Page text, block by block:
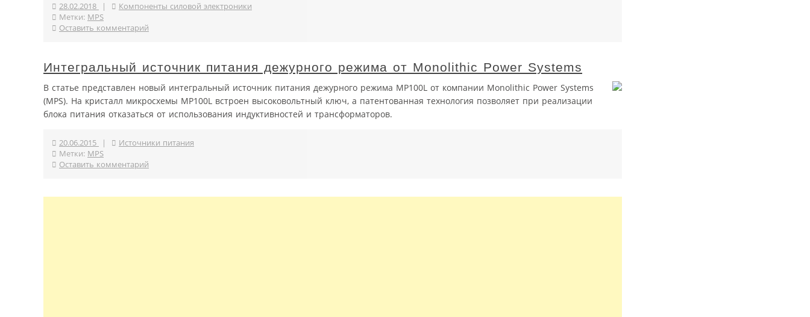
28.02.2018 |
Компоненты силовой электроники
Метки: MPS
Оставить комментарий
Интегральный источник питания дежурного режима от Monolithic Power Systems
В статье представлен новый интегральный источник питания дежурного режима MP100L от компании Monolithic Power Systems
(MPS). На кристалл микросхемы MP100L встроен высоковольтный ключ, а патентованная технология позволяет при реализации
блока питания отказаться от использования индуктивностей и трансформаторов.
20.06.2015 |
Источники питания
Метки: MPS
Оставить комментарий